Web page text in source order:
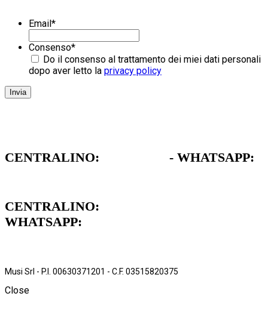
Email*
Consenso*
Do il consenso al trattamento dei miei dati personali
dopo aver letto la privacy policy
CENTRALINO:
- WHATSAPP:
CENTRALINO:
WHATSAPP:
Musi Srl - P.I. 00630371201 - C.F. 03515820375
Close